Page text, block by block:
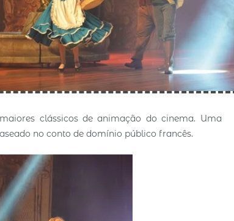
clássicos de animação do cinema. Uma
no conto de domínio público francês.